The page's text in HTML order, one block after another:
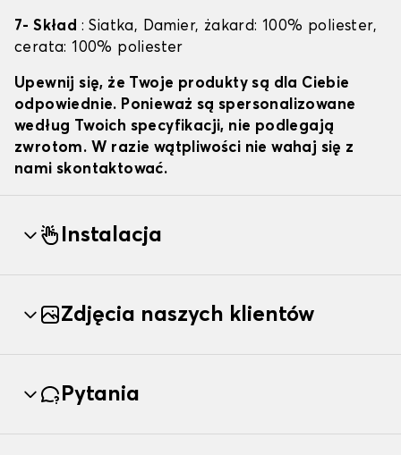
7- Skład : Siatka, Damier, żakard: 100% poliester,
cerata: 100% poliester
Upewnij się, że Twoje produkty są dla Ciebie
odpowiednie. Ponieważ są spersonalizowane
według Twoich specyfikacji, nie podlegają
zwrotom. W razie wątpliwości nie wahaj się z
nami skontaktować.
Instalacja
Zdjęcia naszych klientów
Pytania